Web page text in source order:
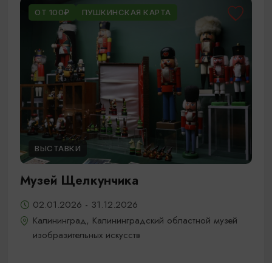
ОТ 100₽ ПУШКИНСКАЯ КАРТА
ВЫСТАВКИ
Музей Щелкунчика
02.01.2026 - 31.12.2026
Калининград, Калининградский областной музей
изобразительных искусств